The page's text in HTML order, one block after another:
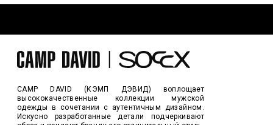
CAMP DAVID (КЭМП ДЭВИД) воплощает
высококачественные коллекции мужской
одежды в сочетании с аутентичным дизайном.
Искусно разработанные детали подчеркивают